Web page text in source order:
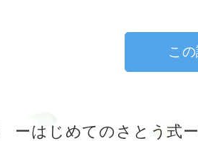
こ
はじめてのさとう式ー